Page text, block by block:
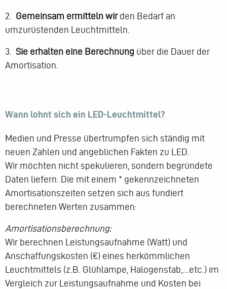
2. Gemeinsam ermitteln wirden Bedarf an
umzurüstenden Leuchtmitteln.
3. Sie erhalten eine Berechnung über die Dauer der
Amortisation.
Wann lohnt sich ein LED-Leuchtmittel?
Medien und Presse übertrumpfen sich ständig mit
neuen Zahlen und angeblichen Fakten zu LED.
Wir möchten nicht spekulieren, sondern begründete
Daten liefern. Die mit einem * gekennzeichneten
Amortisationszeiten setzen sich aus fundiert
berechneten Werten zusammen:
Amortisationsberechnung:
Wir berechnen Leistungsaufnahme (Watt) und
Anschaffungskosten (€) eines herkömmlichen
Leuchtmittels (z.B. Glühlampe, Halogenstab,…etc.) im
Vergleich zur Leistungsaufnahme und Kosten bei